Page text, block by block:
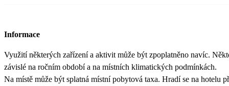
Informace
Využití některých zařízení a aktivit může být zpoplatněno navíc.
závislé na ročním období a na místních klimatických podmínkách.
Na místě může být splatná místní pobytová taxa. Hradí se na hotelu